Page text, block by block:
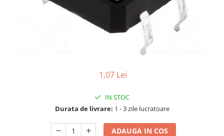
Convertor nivel logic
Convertor USB la serial
1,07 Lei
IN STOC
Durata de livrare: 1 - 3 zile lucratoare
ADAUGA IN COS